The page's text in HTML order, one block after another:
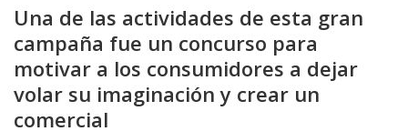
Una de las actividades de esta gran
campaña fue un concurso para
motivar a los consumidores a dejar
volar su imaginación y crear un
comercial